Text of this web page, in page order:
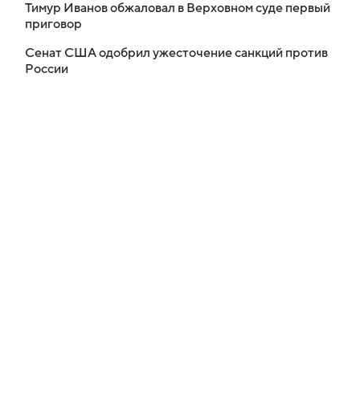
Тимур Иванов обжаловал в Верховном суде первый
приговор
Сенат США одобрил ужесточение санкций против
России